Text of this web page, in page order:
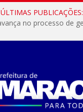
ÚLTIMAS PUBLICAÇÕES: